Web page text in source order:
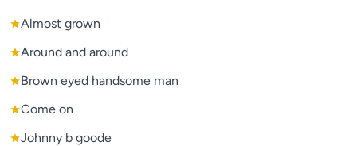
Almost grown
Around and around
Brown eyed handsome man
Come on
Johnny b goode